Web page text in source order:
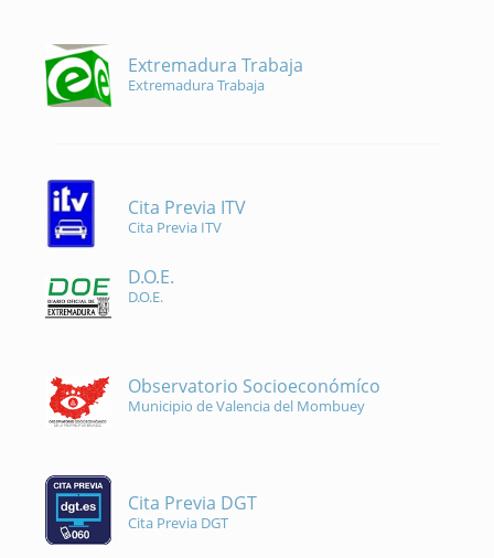
Extremadura Trabaja
Extremadura Trabaja
Cita Previa ITV
Cita Previa ITV
D.O.E.
D.O.E.
Observatorio Socioeconómíco
Municipio de Valencia del Mombuey
Cita Previa DGT
Cita Previa DGT